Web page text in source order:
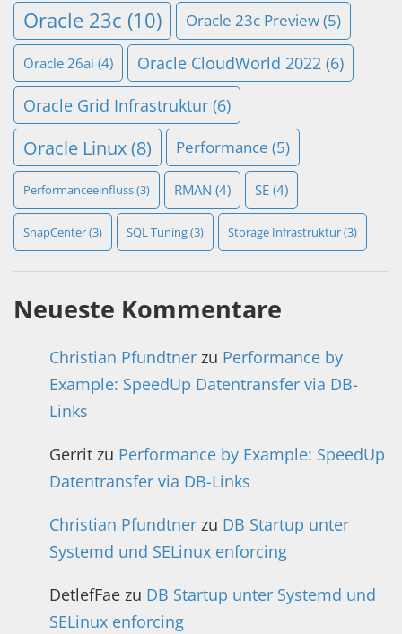
Oracle 23c (10) Oracle 23c Preview(5)
Oracle 26ai (4) Oracle CloudWorld 2022 (6)
Oracle Grid Infrastruktur (6)
Oracle Linux(8) Performance (5)
Performanceeinfluss(3) RMAN (4) SE (4)
SnapCenter(3) SQL Tuning(3) Storage Infrastruktur(3)
Neueste Kommentare
Christian Pfundtner zu Performance by
Example: SpeedUp Datentransfer via DB-
Links
Gerrit zu Performance by Example: SpeedUp
Datentransfer via DB-Links
Christian Pfundtner zu DB Startup unter
Systemd und SELinux enforcing
DetlefFae zu DB Startup unter Systemd und
SELinux enforcing